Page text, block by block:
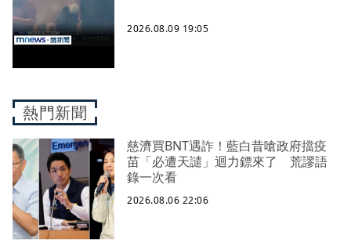
2026.08.09 19:05
熱門新聞
慈濟買BNT遇詐！藍白昔嗆政府擋疫
苗「必遭天譴」迴力鏢來了 荒謬語
錄一次看
2026.08.06 22:06